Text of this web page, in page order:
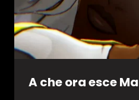
A che ora esce